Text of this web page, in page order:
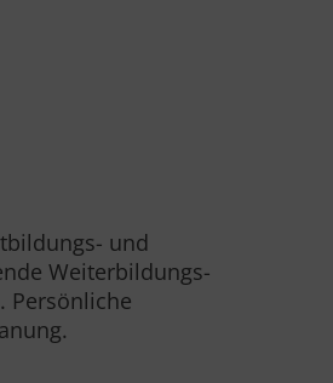
und
Weiterbildungs-
Persönliche